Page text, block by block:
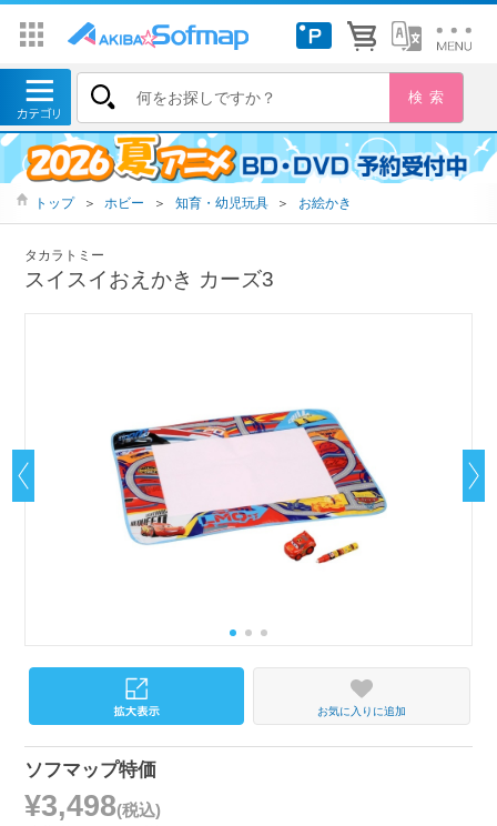
トップ ＞ ホビー ＞ 知育・幼児玩具 ＞ お絵かき
タカラトミー
スイスイおえかき カーズ3
お気に入りに追加
ソフマップ特価
¥3,498(税込)